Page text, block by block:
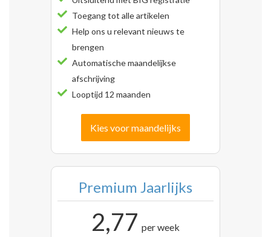
Toegang tot alle artikelen
Help ons u relevant nieuws te
brengen
Automatische maandelijkse
afschrijving
Looptijd 12 maanden
Kies voor maandelijks
Premium Jaarlijks
2,77 per week